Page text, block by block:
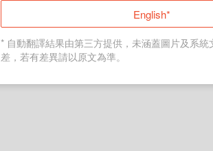
English*
* 自動翻譯結果由第三方提供，未涵蓋圖片及系統
差，若有差異請以原文為準。